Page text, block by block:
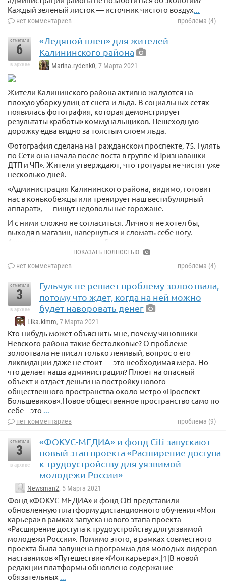
Каждый зеленый листок — источник чистого воздух...
нет комментариев проблема (4)
отметили
6
в архиве
«Ледяной плен» для жителей
Калининского района
Marina.rydenk0, 7 Марта 2021
Жители Калининского района активно жалуются на
плохую уборку улиц от снега и льда. В социальных сетях
появилась фотография, которая демонстрирует
результаты «работы» коммунальщиков. Пешеходную
дорожку едва видно за толстым слоем льда.
Фотография сделана на Гражданском проспекте, 75. Гулять
по Сети она начала после поста в группе «Признавашки
ДТП и ЧП». Жители утверждают, что тротуары не чистят уже
несколько дней.
«Администрация Калининского района, видимо, готовит
нас в конькобежцы или тренирует наш вестибулярный
аппарат», — пишут недовольные горожане.
И с ними сложно не согласиться. Лично я не хотел бы,
выходя в магазин, навернуться и сломать себе ногу.
Администрация должна работать, а не ждать, пока все
Сейчас в Питере метель, но она была предсказуемой.
для уборки улиц. С гололедицей надо бороться.
ПОКАЗАТЬ ПОЛНОСТЬЮ
нет комментариев проблема (4)
отметили
3
в архиве
Гульчук не решает проблему золоотвала,
потому что ждет, когда на ней можно
будет наворовать денег
Lika.kimm, 7 Марта 2021
Кто-нибудь может объяснить мне, почему чиновники
Невского района такие бестолковые? О проблеме
золоотвала не писал только ленивый, вопрос о его
ликвидации даже не стоит — это необходимая мера. Но
что делает наша администрация? Плюет на опасный
объект и отдает деньги на постройку нового
общественного пространства около метро «Проспект
Большевиков».Новое общественное пространство само по
себе – это ...
нет комментариев проблема (9)
отметили
3
в архиве
«ФОКУС-МЕДИА» и фонд Citi запускают
новый этап проекта «Расширение доступа
к трудоустройству для уязвимой
молодежи России»
Newsman2, 5 Марта 2021
Фонд «ФОКУС-МЕДИА» и фонд Citi представили
обновленную платформу дистанционного обучения «Моя
карьера» в рамках запуска нового этапа проекта
«Расширение доступа к трудоустройству для уязвимой
молодежи России». Помимо этого, в рамках совместного
проекта была запущена программа для молодых лидеров-
наставников «Путешествие «Моя карьера».[1]В новой
редакции платформы обновлено содержание
обязательных